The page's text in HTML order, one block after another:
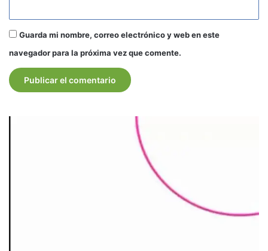
Guarda mi nombre, correo electrónico y web en este
navegador para la próxima vez que comente.